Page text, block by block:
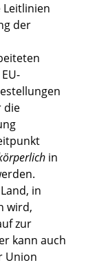
Leitlinien
der
die
in
in
wird,
zur
kann auch
Union